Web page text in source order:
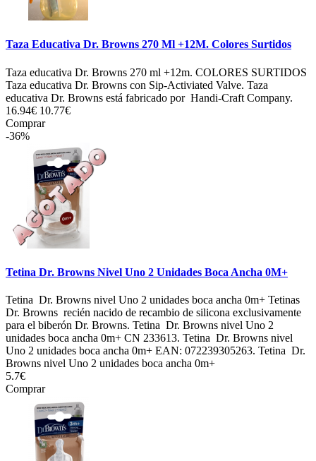
Taza Educativa Dr. Browns 270 Ml +12M. Colores Surtidos
Taza educativa Dr. Browns 270 ml +12m. COLORES SURTIDOS
Taza educativa Dr. Browns con Sip-Activiated Valve. Taza
educativa Dr. Browns está fabricado por Handi-Craft Company.
16.94€ 10.77€
Comprar
-36%
Tetina Dr. Browns Nivel Uno 2 Unidades Boca Ancha 0M+
Tetina Dr. Browns nivel Uno 2 unidades boca ancha 0m+ Tetinas
Dr. Browns recién nacido de recambio de silicona exclusivamente
para el biberón Dr. Browns. Tetina Dr. Browns nivel Uno 2
unidades boca ancha 0m+ CN 233613. Tetina Dr. Browns nivel
Uno 2 unidades boca ancha 0m+ EAN: 072239305263. Tetina Dr.
Browns nivel Uno 2 unidades boca ancha 0m+
5.7€
Comprar